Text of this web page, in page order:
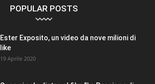
POPULAR POSTS
Ester Exposito, un video da nove milioni di
like
19 Aprile 2020